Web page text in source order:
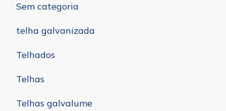
Sem categoria
telha galvanizada
Telhados
Telhas
Telhas galvalume